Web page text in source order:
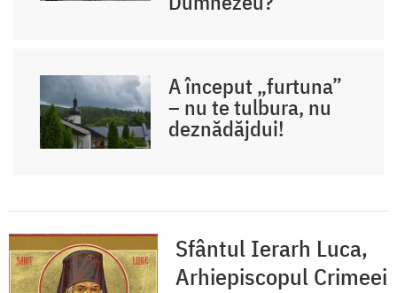
A început „furtuna”
– nu te tulbura, nu
deznădăjdui!
Sfântul Ierarh Luca,
Arhiepiscopul Crimeei